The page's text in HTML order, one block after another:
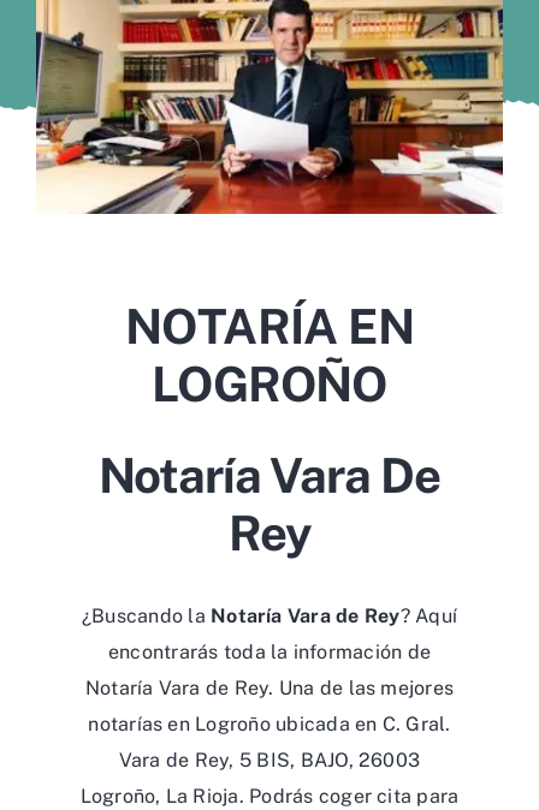
Gijón
Vigo
NOTARÍA EN
LOGROÑO
Notaría Vara De
Rey
¿Buscando la Notaría Vara de Rey? Aquí
encontrarás toda la información de
Notaría Vara de Rey. Una de las mejores
notarías en Logroño ubicada en C. Gral.
Vara de Rey, 5 BIS, BAJO, 26003
Logroño, La Rioja. Podrás coger cita para